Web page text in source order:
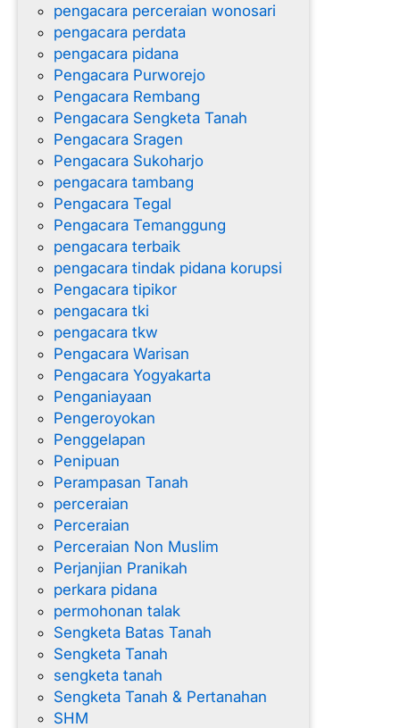
pengacara perceraian wonosari
pengacara perdata
pengacara pidana
Pengacara Purworejo
Pengacara Rembang
Pengacara Sengketa Tanah
Pengacara Sragen
Pengacara Sukoharjo
pengacara tambang
Pengacara Tegal
Pengacara Temanggung
pengacara terbaik
pengacara tindak pidana korupsi
Pengacara tipikor
pengacara tki
pengacara tkw
Pengacara Warisan
Pengacara Yogyakarta
Penganiayaan
Pengeroyokan
Penggelapan
Penipuan
Perampasan Tanah
perceraian
Perceraian
Perceraian Non Muslim
Perjanjian Pranikah
perkara pidana
permohonan talak
Sengketa Batas Tanah
Sengketa Tanah
sengketa tanah
Sengketa Tanah & Pertanahan
SHM